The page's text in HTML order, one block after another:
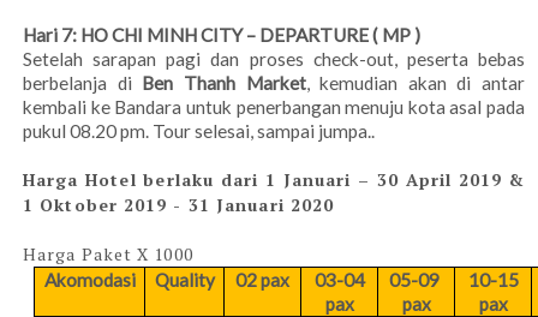
Hari 7: HO CHI MINH CITY – DEPARTURE ( MP )
Setelah sarapan pagi dan proses check-out, peserta bebas
berbelanja di Ben Thanh Market, kemudian akan di antar
kembali ke Bandara untuk penerbangan menuju kota asal pada
pukul 08.20 pm. Tour selesai, sampai jumpa..
Harga Hotel berlaku dari 1 Januari – 30 April 2019 &
1 Oktober 2019 - 31 Januari 2020
Harga Paket X 1000
Akomodasi Quality 02 pax
03-04
pax
05-09
pax
10-15
pax